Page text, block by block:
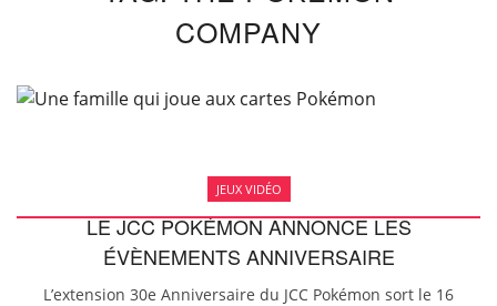
COMPANY
JEUX VIDÉO
LE JCC POKÉMON ANNONCE LES
ÉVÈNEMENTS ANNIVERSAIRE
L’extension 30e Anniversaire du JCC Pokémon sort le 16